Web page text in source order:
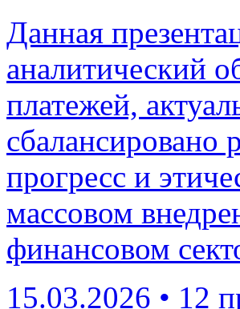
Данная
аналитический
платежей,
сбалансировано
прогресс и
массовом
финансовом
15.03.2026 • 12